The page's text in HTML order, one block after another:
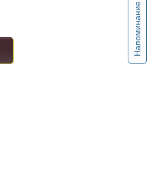
Напоминание